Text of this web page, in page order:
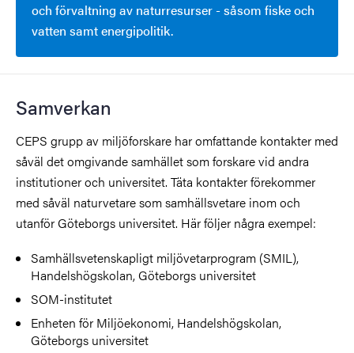
och förvaltning av naturresurser - såsom fiske och
vatten samt energipolitik.
Samverkan
CEPS grupp av miljöforskare har omfattande kontakter med
såväl det omgivande samhället som forskare vid andra
institutioner och universitet. Täta kontakter förekommer
med såväl naturvetare som samhällsvetare inom och
utanför Göteborgs universitet. Här följer några exempel:
Samhällsvetenskapligt miljövetarprogram (SMIL),
Handelshögskolan, Göteborgs universitet
SOM-institutet
Enheten för Miljöekonomi, Handelshögskolan,
Göteborgs universitet